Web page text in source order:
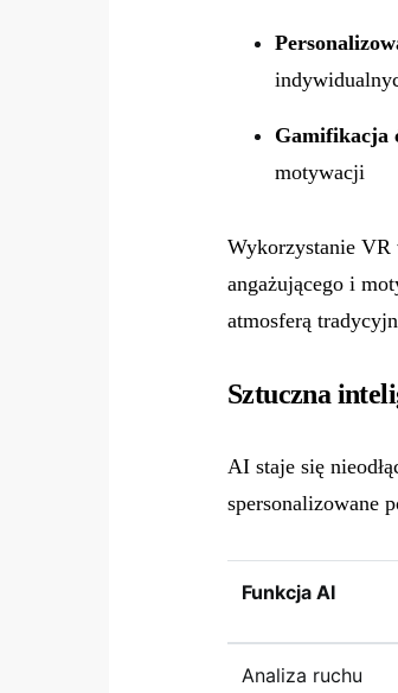
Gamifikacja
motywacji
Wykorzystanie VR
angażującego i
atmosferą
Sztuczna
AI staje się
spersonalizowane
Funkcja AI
Analiza ruchu